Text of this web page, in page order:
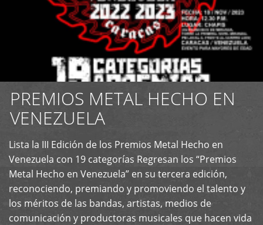
PREMIOS METAL HECHO EN
VENEZUELA
Lista la III Edición de los Premios Metal Hecho en
Venezuela con 19 categorías Regresan los “Premios
Metal Hecho en Venezuela” en su tercera edición,
reconociendo, premiando y promoviendo el talento y
los méritos de las bandas, artistas, medios de
comunicación y productoras musicales que hacen vida
+